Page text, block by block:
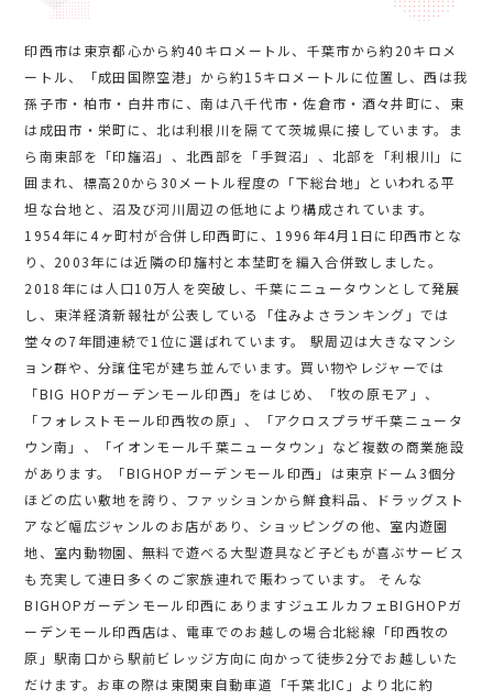
印西市は東京都心から約40キロメートル、千葉市から約20キロメ
ートル、「成田国際空港」から約15キロメートルに位置し、西は我
孫子市・柏市・白井市に、南は八千代市・佐倉市・酒々井町に、東
は成田市・栄町に、北は利根川を隔てて茨城県に接しています。ま
ら南東部を「印旛沼」、北西部を「手賀沼」、北部を「利根川」に
囲まれ、標高20から30メートル程度の「下総台地」といわれる平
坦な台地と、沼及び河川周辺の低地により構成されています。
1954年に4ヶ町村が合併し印西町に、1996年4月1日に印西市とな
り、2003年には近隣の印旛村と本埜町を編入合併致しました。
2018年には人口10万人を突破し、千葉にニュータウンとして発展
し、東洋経済新報社が公表している「住みよさランキング」では
堂々の7年間連続で1位に選ばれています。 駅周辺は大きなマンシ
ョン群や、分譲住宅が建ち並んでいます。買い物やレジャーでは
「BIG HOPガーデンモール印西」をはじめ、「牧の原モア」、
「フォレストモール印西牧の原」、「アクロスプラザ千葉ニュータ
ウン南」、「イオンモール千葉ニュータウン」など複数の商業施設
があります。「BIGHOPガーデンモール印西」は東京ドーム3個分
ほどの広い敷地を誇り、ファッションから鮮食料品、ドラッグスト
アなど幅広ジャンルのお店があり、ショッピングの他、室内遊園
地、室内動物園、無料で遊べる大型遊具など子どもが喜ぶサービス
も充実して連日多くのご家族連れで賑わっています。 そんな
BIGHOPガーデンモール印西にありますジュエルカフェBIGHOPガ
ーデンモール印西店は、電車でのお越しの場合北総線「印西牧の
原」駅南口から駅前ビレッジ方向に向かって徒歩2分でお越しいた
だけます。お車の際は東関東自動車道「千葉北IC」より北に約